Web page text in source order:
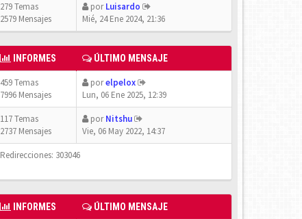
279 Temas
2579 Mensajes
porLuisardo
Mié, 24 Ene 2024, 21:36
INFORMES ÚLTIMO MENSAJE
459 Temas
7996 Mensajes
porelpelox
Lun, 06 Ene 2025, 12:39
117 Temas
2737 Mensajes
porNitshu
Vie, 06 May 2022, 14:37
Redirecciones: 303046
INFORMES ÚLTIMO MENSAJE